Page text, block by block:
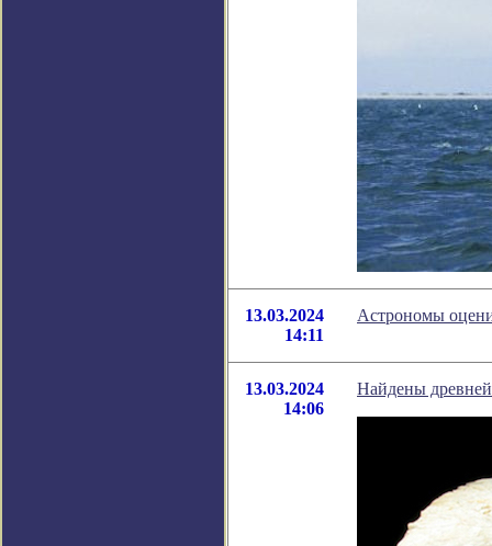
13.03.2024
14:11
Астрономы
13.03.2024
14:06
Найдены